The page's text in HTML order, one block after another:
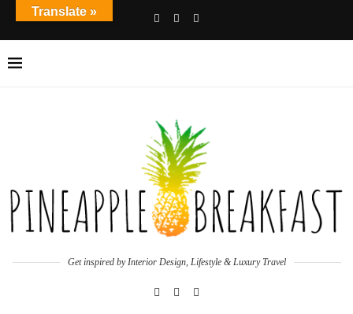
Get inspired by Interior Design, Lifestyle & Luxury Travel
Translate »